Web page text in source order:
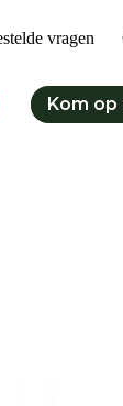
vragen
Kom